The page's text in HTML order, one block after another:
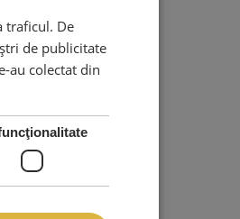
traficul. De
de publicitate
au colectat din